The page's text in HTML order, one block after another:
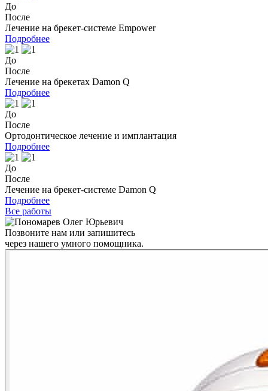
До
После
Лечение на брекет-системе Empower
Подробнее
До
После
Лечение на брекетах Damon Q
Подробнее
До
После
Ортодонтическое лечение и имплантация
Подробнее
До
После
Лечение на брекет-системе Damon Q
Подробнее
Все работы
Позвоните нам или запишитесь
через нашего умного помощника.